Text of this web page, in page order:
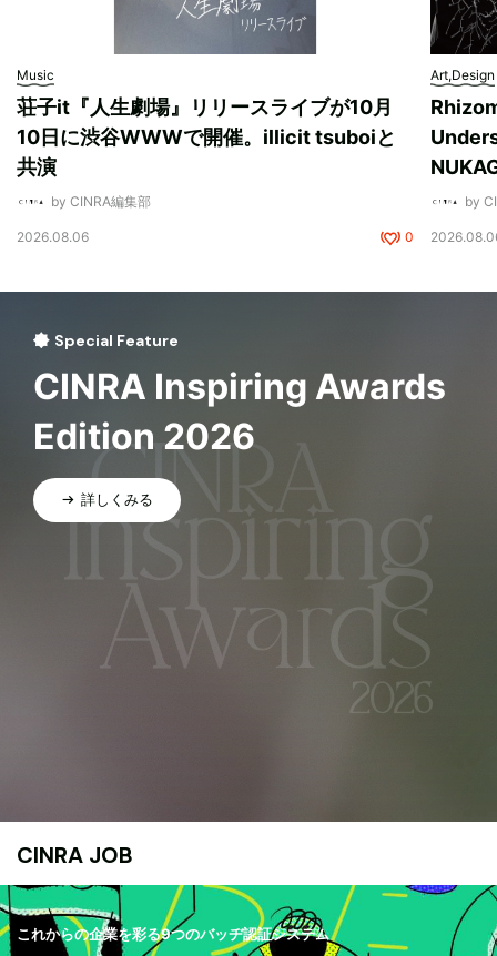
Music
荘子it『人生劇場』リリースライブが10月
10日に渋谷WWWで開催。illicit tsuboiと
共演
by CINRA編集部
2026.08.06 0
Art,Design
by
Special Feature
CINRA Inspiring Awards
Edition 2026
詳しくみる
CINRA JOB
これからの企業を彩る9つのバッヂ認証システム